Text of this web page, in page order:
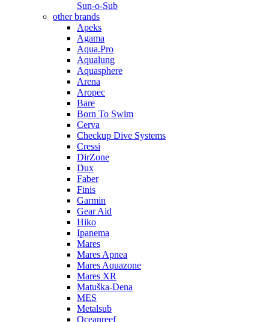
Sun-o-Sub
other brands
Apeks
Agama
Aqua.Pro
Aqualung
Aquasphere
Arena
Aropec
Bare
Born To Swim
Cerva
Checkup Dive Systems
Cressi
DirZone
Dux
Faber
Finis
Garmin
Gear Aid
Hiko
Ipanema
Mares
Mares Apnea
Mares Aquazone
Mares XR
Matuška-Dena
MES
Metalsub
Oceanreef